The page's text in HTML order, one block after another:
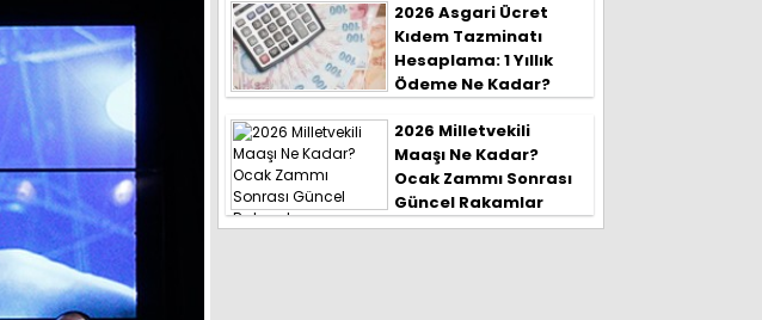
2026 Asgari Ücret
Kıdem Tazminatı
Hesaplama: 1 Yıllık
Ödeme Ne Kadar?
2026 Milletvekili
Maaşı Ne Kadar?
Ocak Zammı Sonrası
Güncel Rakamlar